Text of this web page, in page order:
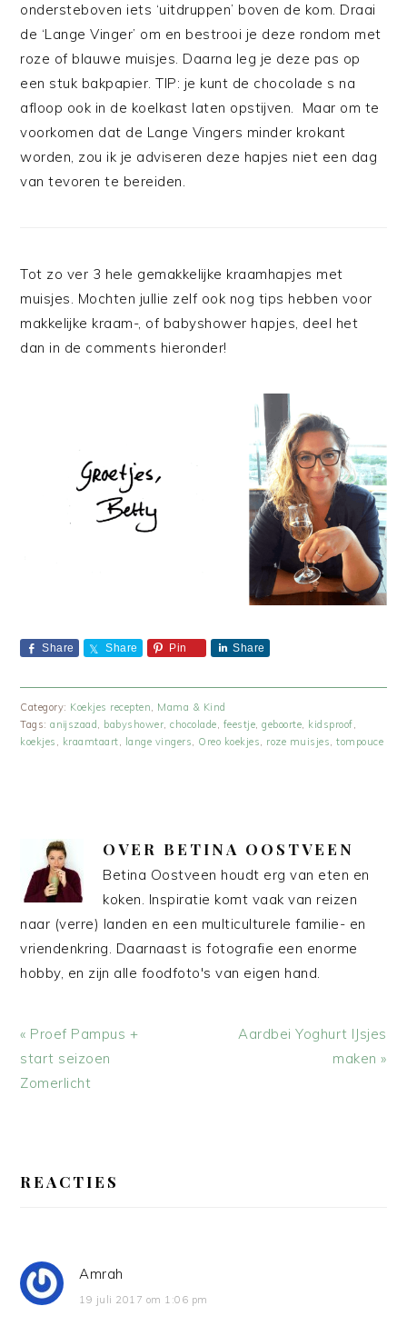
ondersteboven iets ‘uitdruppen’ boven de kom. Draai
de ‘Lange Vinger’ om en bestrooi je deze rondom met
roze of blauwe muisjes. Daarna leg je deze pas op
een stuk bakpapier. TIP: je kunt de chocolade s na
afloop ook in de koelkast laten opstijven. Maar om te
voorkomen dat de Lange Vingers minder krokant
worden, zou ik je adviseren deze hapjes niet een dag
van tevoren te bereiden.
Tot zo ver 3 hele gemakkelijke kraamhapjes met
muisjes. Mochten jullie zelf ook nog tips hebben voor
makkelijke kraam-, of babyshower hapjes, deel het
dan in de comments hieronder!
Share Share Pin Share
Category: Koekjes recepten, Mama & Kind
Tags:anijszaad, babyshower,chocolade, feestje,geboorte, kidsproof,
koekjes , kraamtaart, lange vingers, Oreo koekjes, roze muisjes,tompouce
OVER BETINA OOSTVEEN
Betina Oostveen houdt erg van eten en
koken. Inspiratie komt vaak van reizen
naar (verre) landen en een multiculturele familie- en
vriendenkring. Daarnaast is fotografie een enorme
hobby, en zijn alle foodfoto's van eigen hand.
Vorig
bericht:
« Proef Pampus +
start seizoen
Zomerlicht
Volgend
Aardbei Yoghurt IJsjes
maken »
INTERACTIES
REACTIES
Amrah
19 juli 2017 om 1:06 pm